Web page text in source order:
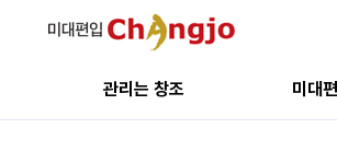
관리는 창조 미대